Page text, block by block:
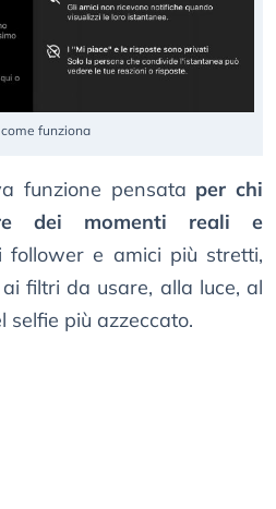
funziona
funzione pensata per chi
dei momenti reali e
follower e amici più stretti,
filtri da usare, alla luce, al
selfie più azzeccato.